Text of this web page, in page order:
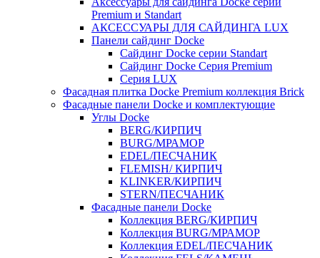
Premium и Standart
АКСЕССУАРЫ ДЛЯ САЙДИНГА LUX
Панели сайдинг Docke
Cайдинг Docke серии Standart
Сайдинг Docke Серия Premium
Серия LUX
Фасадная плитка Docke Premium коллекция Brick
Фасадные панели Docke и комплектующие
Углы Docke
BERG/КИРПИЧ
BURG/МРАМОР
EDEL/ПЕСЧАНИК
FLEMISH/ КИРПИЧ
KLINKER/КИРПИЧ
STERN/ПЕСЧАНИК
Фасадные панели Docke
Коллекция BERG/КИРПИЧ
Коллекция BURG/МРАМОР
Коллекция EDEL/ПЕСЧАНИК